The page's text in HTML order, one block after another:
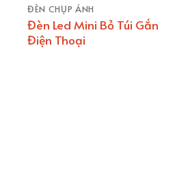
ĐÈN CHỤP ẢNH
Đèn Led Mini Bỏ Túi Gắn
Điện Thoại